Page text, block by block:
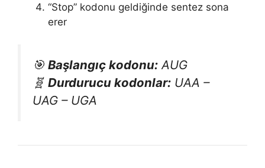
“Stop” kodonu geldiğinde sentez sona
erer
🎯 Başlangıç kodonu: AUG
🧬 Durdurucu kodonlar: UAA –
UAG – UGA